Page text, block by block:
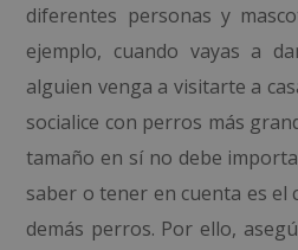
diferentes personas y
ejemplo, cuando vayas a
alguien venga a visitarte a
socialice con perros más
tamaño en sí no debe
saber o tener en cuenta es el
demás perros. Por ello,